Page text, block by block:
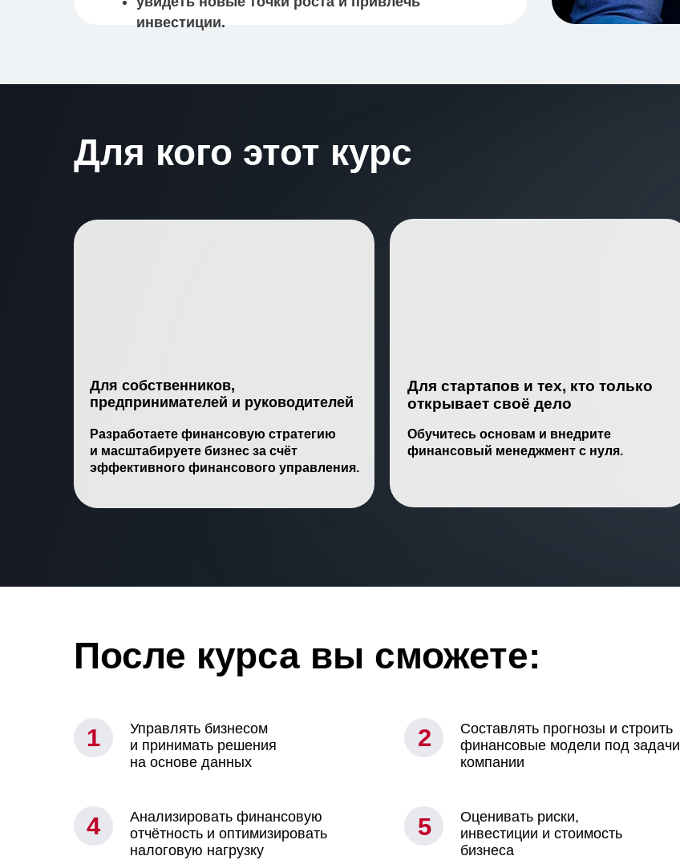
инвестиции.
Для кого этот курс
Для собственников,
предпринимателей и руководителей
Разработаете финансовую стратегию
и масштабируете бизнес за счёт
эффективного финансового управления.
Обучитесь основам и внедрите
финансовый менеджмент с нуля.
Для стартапов и тех, кто только
открывает своё дело
После курса вы сможете:
Управлять бизнесом
и принимать решения
на основе данных
Составлять прогнозы и строить
финансовые модели под задачи
компании
1 2
Анализировать финансовую
отчётность и оптимизировать
налоговую нагрузку
4
Оценивать риски,
инвестиции и стоимость
бизнеса
5